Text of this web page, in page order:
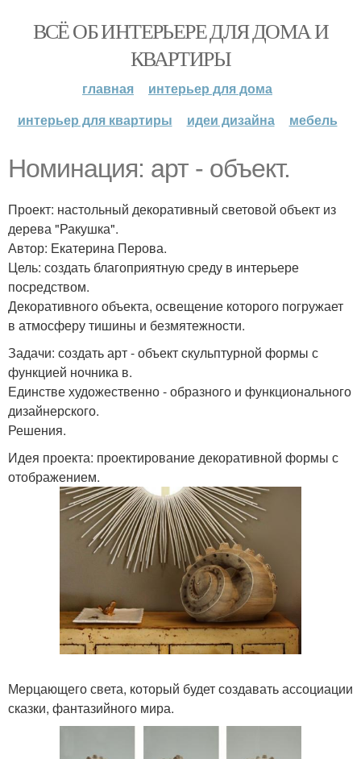
ВСЁ ОБ ИНТЕРЬЕРЕ ДЛЯ ДОМА И
КВАРТИРЫ
главная
интерьер для дома
интерьер для квартиры
идеи дизайна мебель
Номинация: арт - объект.
Проект: настольный декоративный световой объект из
дерева "Ракушка".
Автор: Екатерина Перова.
Цель: создать благоприятную среду в интерьере
посредством.
Декоративного объекта, освещение которого погружает
в атмосферу тишины и безмятежности.
Задачи: создать арт - объект скульптурной формы с
функцией ночника в.
Единстве художественно - образного и функционального
дизайнерского.
Решения.
Идея проекта: проектирование декоративной формы с
отображением.
Мерцающего света, который будет создавать ассоциации
сказки, фантазийного мира.